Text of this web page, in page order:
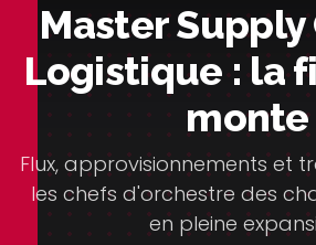
Master Supply
Logistique : la
monte
Flux, approvisionnements et
les chefs d'orchestre des
en pleine